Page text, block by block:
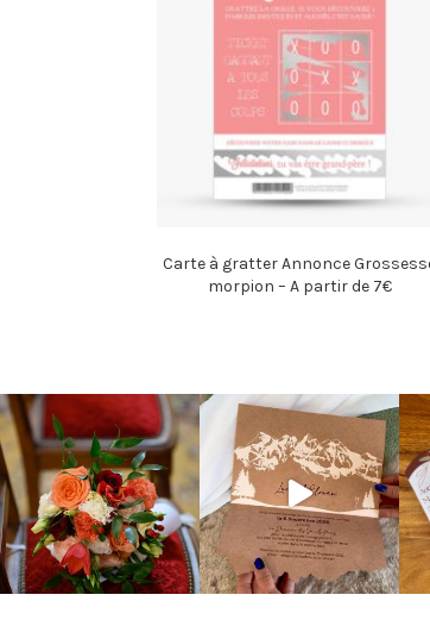
Carte à gratter Annonce
morpion – A partir de 7€